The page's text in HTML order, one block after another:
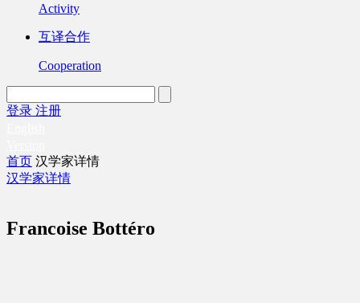
Activity
互译合作
Cooperation
登录 注册
首页 汉学家详情
汉学家详情
Francoise Bottéro